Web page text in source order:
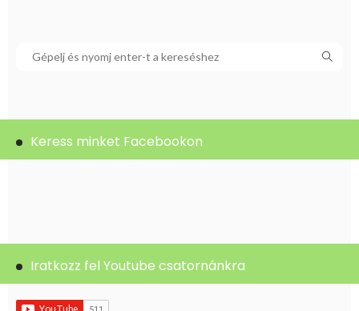
Keress minket Facebookon
Iratkozz fel Youtube csatornánkra